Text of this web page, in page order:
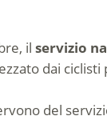
il servizio
dai
del